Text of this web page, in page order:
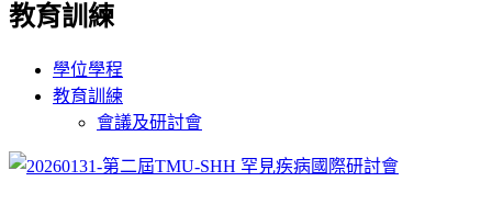
教育訓練
學位學程
教育訓練
會議及研討會